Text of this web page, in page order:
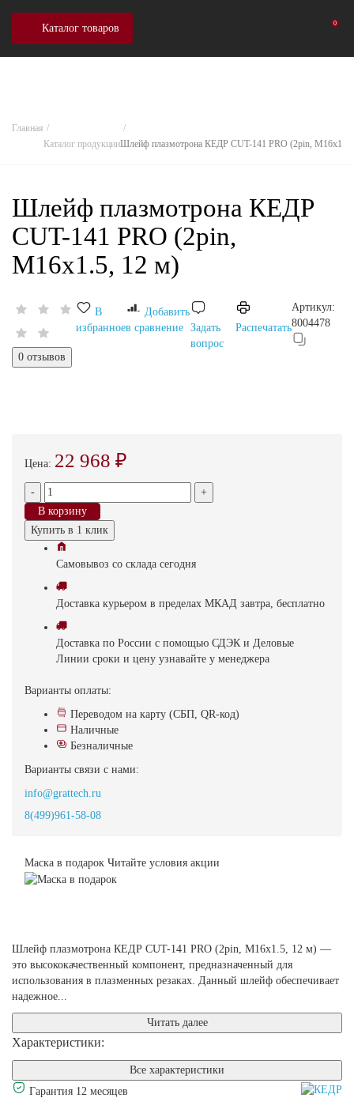
Каталог товаров 0
Главная
Каталог продукцииШлейф плазмотрона КЕДР CUT-141 PRO (2pin,
Шлейф плазмотрона КЕДР
CUT-141 PRO (2pin,
M16х1.5, 12 м)
0 отзывов
В
избранное
Добавить
в сравнение
Задать
вопрос
Распечатать
Артикул:
8004478
Цена: 22 968 ₽
-
+
В корзину
Купить в 1 клик
Самовывоз со склада cегодня
Доставка курьером в пределах МКАД завтра, бесплатно
Доставка по России с помощью СДЭК и Деловые
Линии сроки и цену узнавайте у менеджера
Варианты оплаты:
Переводом на карту (СБП, QR-код)
Наличные
Безналичные
Варианты связи с нами:
info@grattech.ru
8(499)961-58-08
Маска в подарок Читайте условия акции
Шлейф плазмотрона КЕДР CUT-141 PRO (2pin, M16х1.5, 12 м) —
это высококачественный компонент, предназначенный для
использования в плазменных резаках. Данный шлейф обеспечивает
надежное...
Читать далее
Характеристики:
Все характеристики
Гарантия 12 месяцев